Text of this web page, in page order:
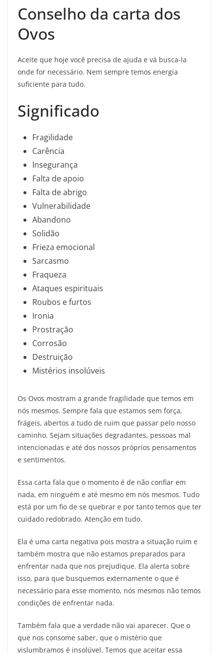
Conselho da carta dos
Ovos
Aceite que hoje você precisa de ajuda e vá busca-la
onde for necessário. Nem sempre temos energia
suficiente para tudo.
Significado
Fragilidade
Carência
Insegurança
Falta de apoio
Falta de abrigo
Vulnerabilidade
Abandono
Solidão
Frieza emocional
Sarcasmo
Fraqueza
Ataques espirituais
Roubos e furtos
Ironia
Prostração
Corrosão
Destruição
Mistérios insolúveis
Os Ovos mostram a grande fragilidade que temos em
nós mesmos. Sempre fala que estamos sem força,
frágeis, abertos a tudo de ruim que passar pelo nosso
caminho. Sejam situações degradantes, pessoas mal
intencionadas e até dos nossos próprios pensamentos
e sentimentos.
Essa carta fala que o momento é de não confiar em
nada, em ninguém e até mesmo em nós mesmos. Tudo
está por um fio de se quebrar e por tanto temos que ter
cuidado redobrado. Atenção em tudo.
Ela é uma carta negativa pois mostra a situação ruim e
também mostra que não estamos preparados para
enfrentar nada que nos prejudique. Ela alerta sobre
isso, para que busquemos externamente o que é
necessário para esse momento, nós mesmos não temos
condições de enfrentar nada.
Também fala que a verdade não vai aparecer. Que o
que nos consome saber, que o mistério que
vislumbramos é insolúvel. Temos que aceitar essa